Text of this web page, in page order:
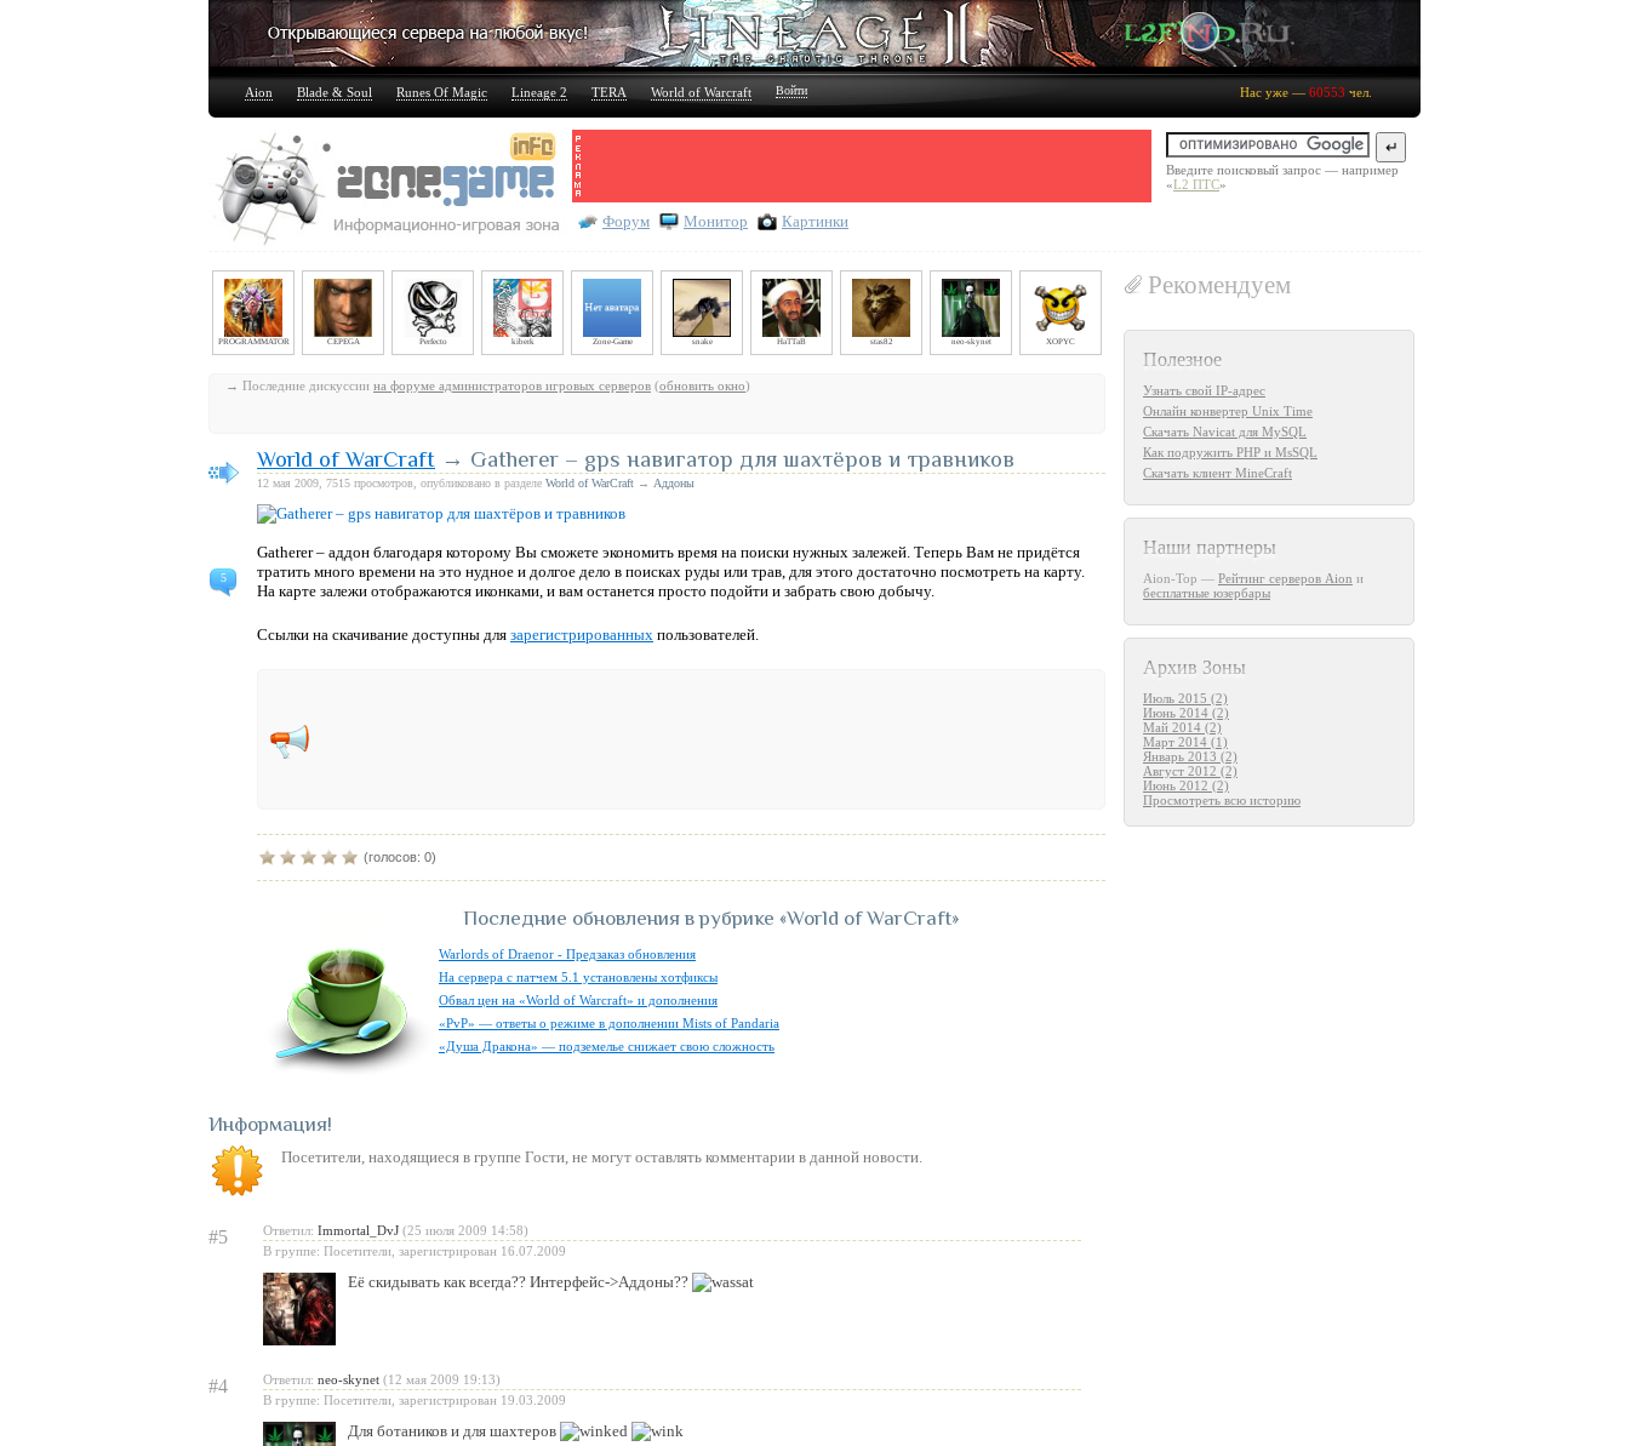
Aion Blade & Soul Runes Of Magic Lineage 2 TERA World of Warcraft Войти Нас уже — 60553 чел.
Введите поисковый запрос — например
«L2 ПТС»
Форум Монитор Картинки
PROGRAMMATOR CEPEGA Perfecto kiberk Zone-Game snake HaTTaB stas82 neo-skynet XOPYC
→ Последние дискуссии на форуме администраторов игровых серверов (обновить окно)
5
World of WarCraft → Gatherer – gps навигатор для шахтёров и травников
12 мая 2009, 7515 просмотров, опубликовано в разделе World of WarCraft → Аддоны
Gatherer – аддон благодаря которому Вы сможете экономить время на поиски нужных залежей. Теперь Вам не придётся
тратить много времени на это нудное и долгое дело в поисках руды или трав, для этого достаточно посмотреть на карту.
На карте залежи отображаются иконками, и вам останется просто подойти и забрать свою добычу.
Ссылки на скачивание доступны для зарегистрированных пользователей.
(голосов: 0)
Последние обновления в рубрике «World of WarCraft»
Warlords of Draenor - Предзаказ обновления
На сервера с патчем 5.1 установлены хотфиксы
Обвал цен на «World of Warcraft» и дополнения
«PvP» — ответы о режиме в дополнении Mists of Pandaria
«Душа Дракона» — подземелье снижает свою сложность
Информация
Посетители, находящиеся в группе Гости, не могут оставлять комментарии в данной новости.
#5 Ответил: Immortal_DvJ (25 июля 2009 14:58)
В группе: Посетители, зарегистрирован 16.07.2009
Её скидывать как всегда?? Интерфейс->Аддоны??
#4 Ответил: neo-skynet (12 мая 2009 19:13)
В группе: Посетители, зарегистрирован 19.03.2009
Для ботаников и для шахтеров
Рекомендуем
Полезное
Узнать свой IP-адрес
Онлайн конвертер Unix Time
Скачать Navicat для MySQL
Как подружить PHP и MsSQL
Скачать клиент MineCraft
Наши партнеры
Aion-Top — Рейтинг серверов Aion и
бесплатные юзербары
Архив Зоны
Июль 2015 (2)
Июнь 2014 (2)
Май 2014 (2)
Март 2014 (1)
Январь 2013 (2)
Август 2012 (2)
Июнь 2012 (2)
Просмотреть всю историю